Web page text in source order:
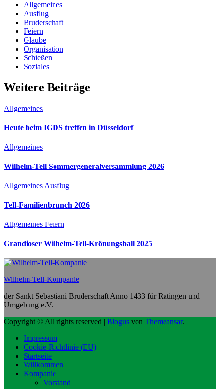
Allgemeines
Ausflug
Bruderschaft
Feiern
Glaube
Organisation
Schießen
Soziales
Weitere Beiträge
Allgemeines
Heute beim IGDS treffen in Düsseldorf
Allgemeines
Wilhelm-Tell Sommergeneralversammlung 2026
Allgemeines Ausflug
Tell-Familienbrunch 2026
Allgemeines Feiern
Grandioser Wilhelm-Tell-Krönungsball 2025
Wilhelm-Tell-Kompanie
der Sankt Sebastiani Bruderschaft Anno 1433 für Ratingen und
Umgebung e.V.
Copyright © All rights reserved | Blogus von Themeansar.
Impressum
Cookie-Richtlinie (EU)
Startseite
Willkommen
Kompanie
Vorstand